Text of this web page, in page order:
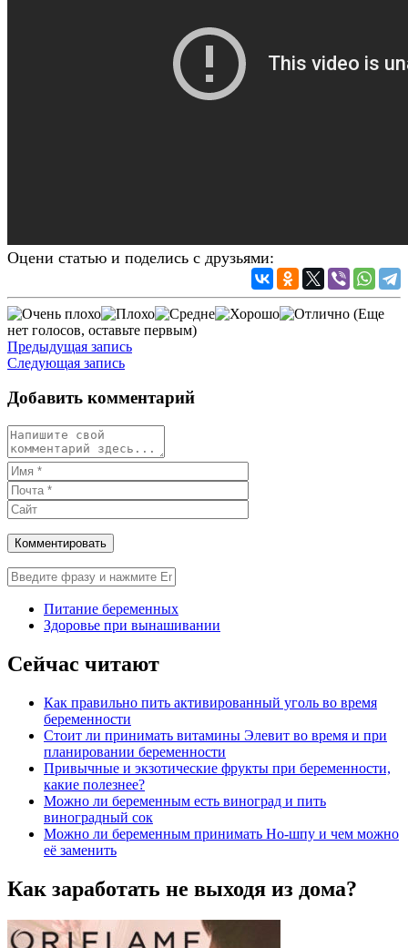
Оцени статью и поделись с друзьями:
(Еще
нет голосов, оставьте первым)
Предыдущая запись
Следующая запись
Добавить комментарий
Питание беременных
Здоровье при вынашивании
Сейчас читают
Как правильно пить активированный уголь во время
беременности
Стоит ли принимать витамины Элевит во время и при
планировании беременности
Привычные и экзотические фрукты при беременности,
какие полезнее?
Можно ли беременным есть виноград и пить
виноградный сок
Можно ли беременным принимать Но-шпу и чем можно
её заменить
Как заработать не выходя из дома?